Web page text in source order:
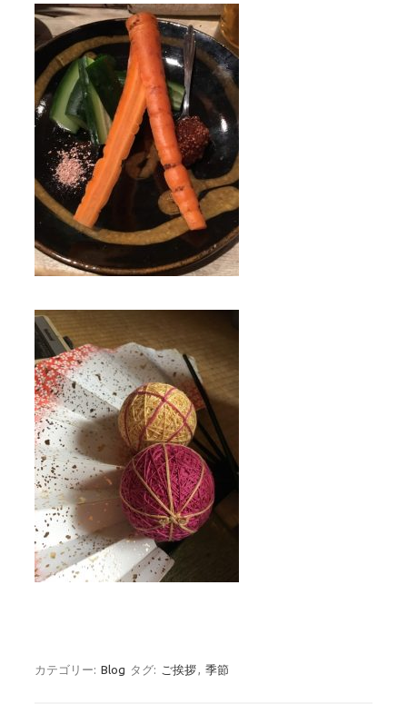
カテゴリー: Blog タグ: ご挨拶, 季節